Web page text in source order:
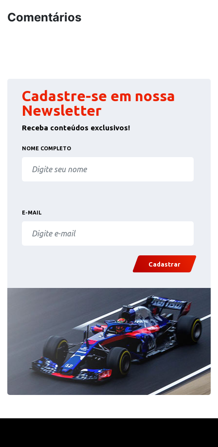
Comentários
Cadastre-se em nossa
Newsletter
Receba conteúdos exclusivos!
NOME COMPLETO
E-MAIL
Cadastrar